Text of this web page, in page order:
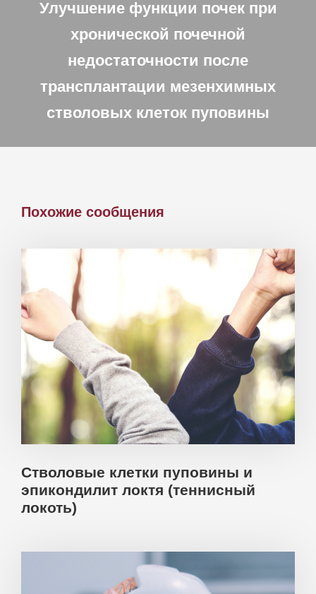
Улучшение функции почек при
хронической почечной
недостаточности после
трансплантации мезенхимных
стволовых клеток пуповины
Похожие сообщения
Стволовые клетки пуповины и
эпикондилит локтя (теннисный
локоть)